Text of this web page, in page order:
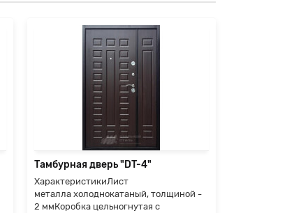
Тамбурная дверь "DT-4"
ХарактеристикиЛист
металла холоднокатаный, толщиной -
2 ммКоробка цельногнутая с